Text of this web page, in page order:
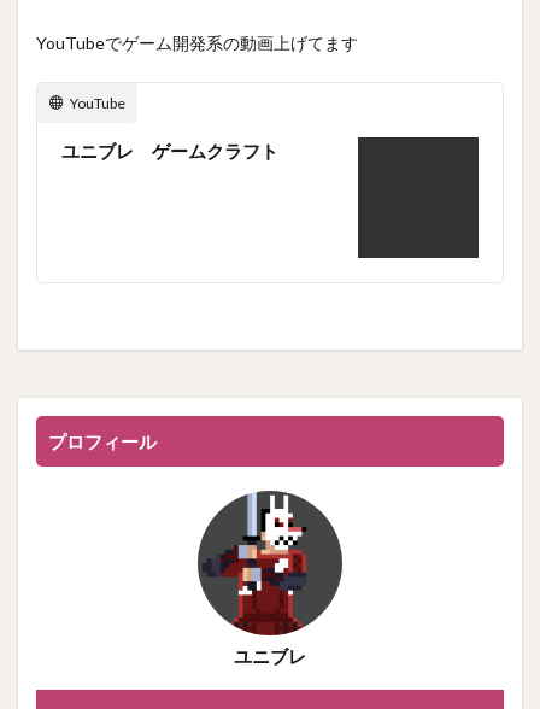
YouTubeでゲーム開発系の動画上げてます
YouTube
ユニブレ ゲームクラフト
プロフィール
ユニブレ